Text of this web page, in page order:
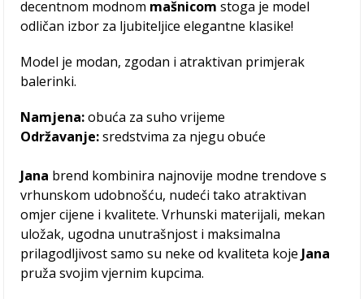
decentnom modnom mašnicom stoga je model
odličan izbor za ljubiteljice elegantne klasike!
Model je modan, zgodan i atraktivan primjerak
balerinki.
Namjena:obuća za suho vrijeme
Održavanje:sredstvima za njegu obuće
Jana brend kombinira najnovije modne trendove s
vrhunskom udobnošću, nudeći tako atraktivan
omjer cijene i kvalitete. Vrhunski materijali, mekan
uložak, ugodna unutrašnjost i maksimalna
prilagodljivost samo su neke od kvaliteta koje Jana
pruža svojim vjernim kupcima.